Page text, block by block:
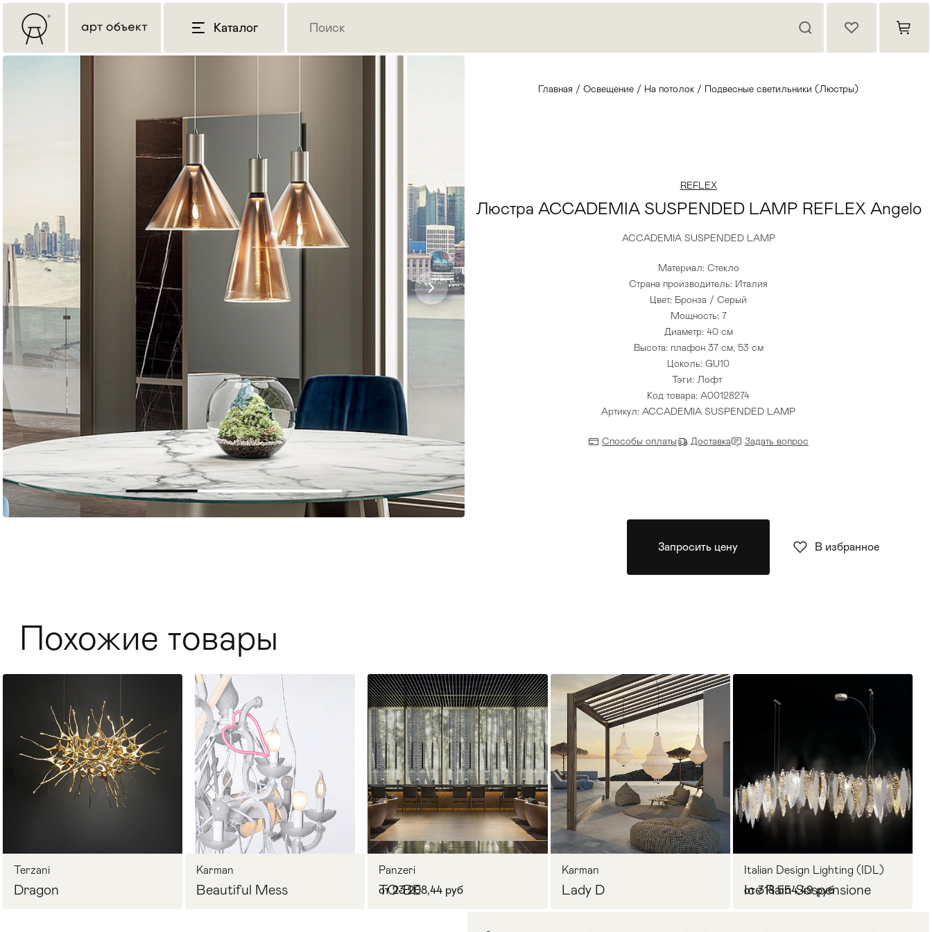
Каталог
Стулья >
Главная / Освещение / На потолок / Подвесные светильники (Люстры)
REFLEX
Люстра ACCADEMIA SUSPENDED LAMP REFLEX Angelo
ACCADEMIA SUSPENDED LAMP
Материал: Стекло
Страна производитель: Италия
Цвет: Бронза / Серый
Мощность: 7
Диаметр: 40 см
Высота: плафон 37 см, 53 см
Цоколь: GU10
Тэги: Лофт
Код товара: A00128274
Артикул: ACCADEMIA SUSPENDED LAMP
Способы оплаты Доставка Задать вопрос
Запросить цену В избранное
Похожие товары
Terzani
Dragon
Karman
Beautiful Mess
Panzeri
TO-BE
от 23 208,44 руб
Karman
Lady D
Italian Design Lighting (IDL)
Ice Rain Sospensione
от 318 554,49 руб